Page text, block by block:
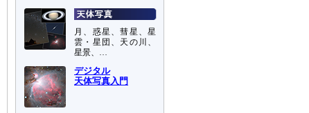
月、惑星、彗星、星
雲・星団、天の川、
星景、…
デジタル
天体写真入門